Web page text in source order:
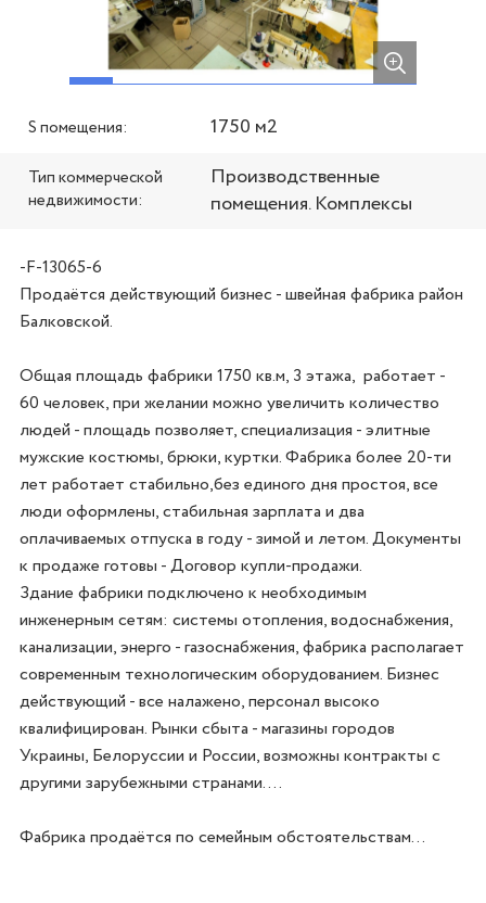
S помещения: 1750 м2
Тип коммерческой
недвижимости:
Производственные
помещения. Комплексы
-F-13065-6
Продаётся действующий бизнес - швейная фабрика район
Балковской.
Общая площадь фабрики 1750 кв.м, 3 этажа,  работает -
60 человек, при желании можно увеличить количество
людей - площадь позволяет, специализация - элитные
мужские костюмы, брюки, куртки. Фабрика более 20-ти
лет работает стабильно,без единого дня простоя, все
люди оформлены, стабильная зарплата и два
оплачиваемых отпуска в году - зимой и летом. Документы
к продаже готовы - Договор купли-продажи.
Здание фабрики подключено к необходимым
инженерным сетям: системы отопления, водоснабжения,
канализации, энерго - газоснабжения, фабрика располагает
современным технологическим оборудованием. Бизнес
действующий - все налажено, персонал высоко
квалифицирован. Рынки сбыта - магазины городов
Украины, Белоруссии и России, возможны контракты с
другими зарубежными странами....